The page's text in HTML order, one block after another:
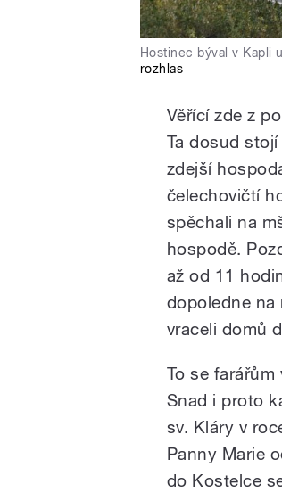
Hostinec býval v Kapli
rozhlas
Věřící zde z
Ta dosud
zdejší
čelechovičtí
spěchali na
hospodě.
až od 11
dopoledne na
vraceli domů
To se
Snad i proto
sv. Kláry v
Panny Marie
do Kostelce